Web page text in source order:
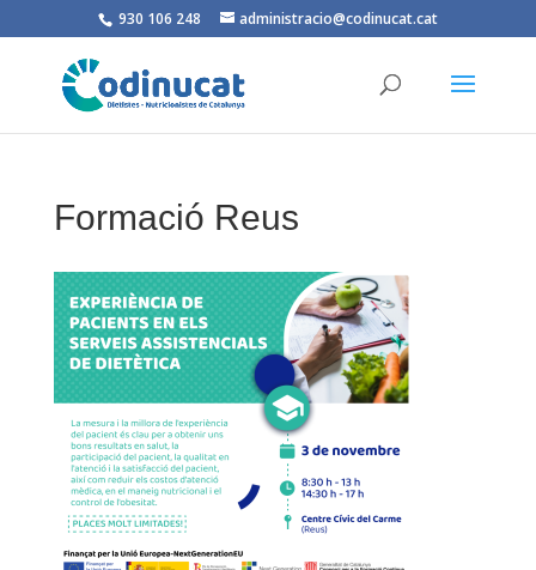
930 106 248 administracio@codinucat.cat
Formació Reus